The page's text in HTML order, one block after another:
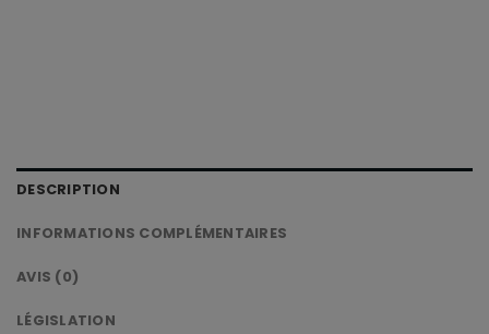
DESCRIPTION
INFORMATIONS COMPLÉMENTAIRES
AVIS (0)
LÉGISLATION